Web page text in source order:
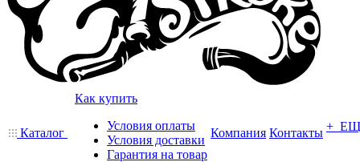
Каталог
Как купить
Условия оплаты
Условия доставки
Гарантия на товар
Компания Контакты +